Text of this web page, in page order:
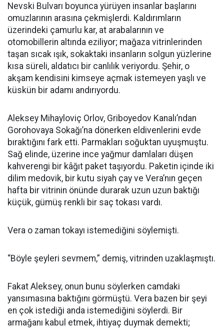
Nevski Bulvarı boyunca yürüyen insanlar başlarını
omuzlarının arasına çekmişlerdi. Kaldırımların
üzerindeki çamurlu kar, at arabalarının ve
otomobillerin altında eziliyor; mağaza vitrinlerinden
taşan sıcak ışık, sokaktaki insanların solgun yüzlerine
kısa süreli, aldatıcı bir canlılık veriyordu. Şehir, o
akşam kendisini kimseye açmak istemeyen yaşlı ve
küskün bir adamı andırıyordu.
Aleksey Mihayloviç Orlov, Griboyedov Kanalı’ndan
Gorohovaya Sokağı’na dönerken eldivenlerini evde
bıraktığını fark etti. Parmakları soğuktan uyuşmuştu.
Sağ elinde, üzerine ince yağmur damlaları düşen
kahverengi bir kâğıt paket taşıyordu. Paketin içinde iki
dilim medovik, bir kutu siyah çay ve Vera’nın geçen
hafta bir vitrinin önünde durarak uzun uzun baktığı
küçük, gümüş renkli bir saç tokası vardı.
Vera o zaman tokayı istemediğini söylemişti.
“Böyle şeyleri sevmem,” demiş, vitrinden uzaklaşmıştı.
Fakat Aleksey, onun bunu söylerken camdaki
yansımasına baktığını görmüştü. Vera bazen bir şeyi
en çok istediği anda istemediğini söylerdi. Bir
armağanı kabul etmek, ihtiyaç duymak demekti;